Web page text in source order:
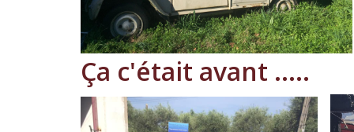
Ça c'était avant .....